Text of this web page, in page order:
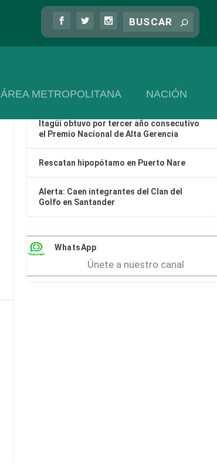
ÁREA METROPOLITANA NACIÓN
Las más recientes
Categorización Fiscal en Colombia: ¿Por
Guatapé
Itagüí obtuvo por tercer año consecutivo
el Premio Nacional de Alta Gerencia
Rescatan hipopótamo en Puerto Nare
Alerta: Caen integrantes del Clan del
Golfo en Santander
WhatsApp
Únete a nuestro canal